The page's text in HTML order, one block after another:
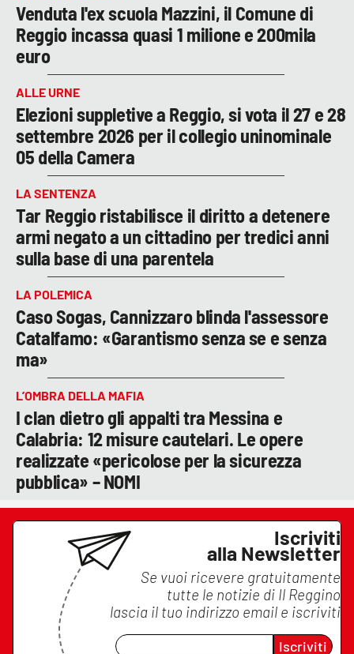
Venduta l'ex scuola Mazzini, il Comune di
Reggio incassa quasi 1 milione e 200mila
euro
ALLE URNE
Elezioni suppletive a Reggio, si vota il 27 e 28
settembre 2026 per il collegio uninominale
05 della Camera
LA SENTENZA
Tar Reggio ristabilisce il diritto a detenere
armi negato a un cittadino per tredici anni
sulla base di una parentela
LA POLEMICA
Caso Sogas, Cannizzaro blinda l'assessore
Catalfamo: «Garantismo senza se e senza
ma»
L’OMBRA DELLA MAFIA
I clan dietro gli appalti tra Messina e
Calabria: 12 misure cautelari. Le opere
realizzate «pericolose per la sicurezza
pubblica» – NOMI
Iscriviti
alla Newsletter
Se vuoi ricevere gratuitamente
tutte le notizie di Il Reggino
lascia il tuo indirizzo email e iscriviti
Iscriviti